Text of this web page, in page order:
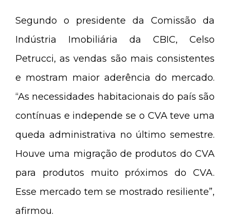
Segundo o presidente da Comissão da
Indústria Imobiliária da CBIC, Celso
Petrucci, as vendas são mais consistentes
e mostram maior aderência do mercado.
“As necessidades habitacionais do país são
contínuas e independe se o CVA teve uma
queda administrativa no último semestre.
Houve uma migração de produtos do CVA
para produtos muito próximos do CVA.
Esse mercado tem se mostrado resiliente”,
afirmou.